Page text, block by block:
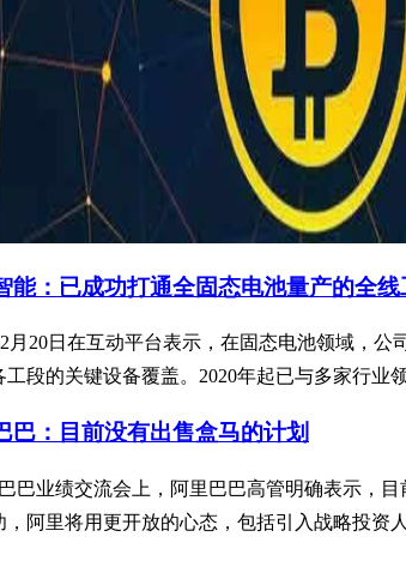
能：已成功打通全固态电池量产的全
月20日在互动平台表示，在固态电池领域，
段的关键设备覆盖。2020年起已与多家行业
巴：目前没有出售盒马的计划
巴业绩交流会上，阿里巴巴高管明确表示，
，阿里将用更开放的心态，包括引入战略投资